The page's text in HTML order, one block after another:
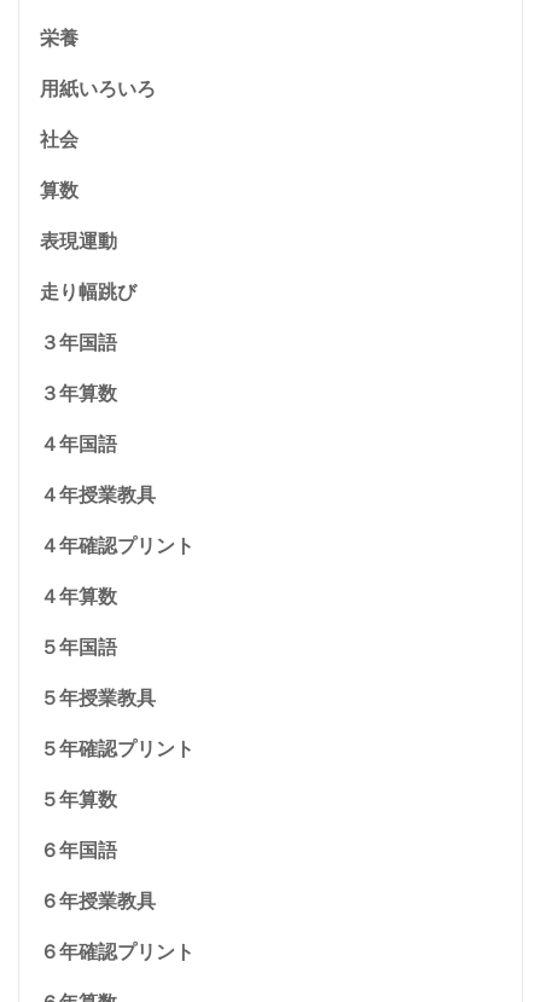
栄養
用紙いろいろ
社会
算数
表現運動
走り幅跳び
３年国語
３年算数
４年国語
４年授業教具
４年確認プリント
４年算数
５年国語
５年授業教具
５年確認プリント
５年算数
６年国語
６年授業教具
６年確認プリント